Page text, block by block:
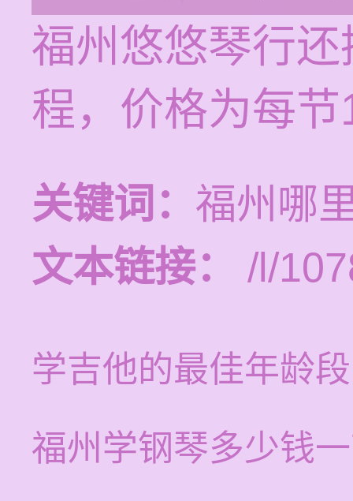
福州悠悠琴行
程，价格为每
关键词： 福州哪
文本链接：
/l/
学吉他的最佳年龄段
福州学钢琴多少钱